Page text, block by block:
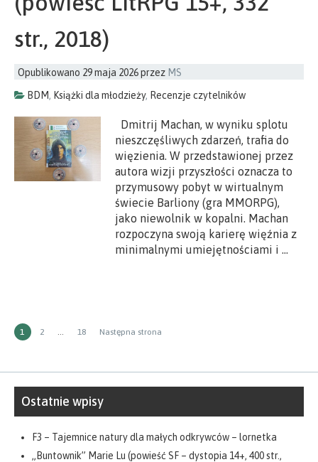
str., 2018)
Opublikowano 29 maja 2026przez MS
BDM, Książki dla młodzieży, Recenzje czytelników
Dmitrij Machan, w wyniku splotu
nieszczęśliwych zdarzeń, trafia do
więzienia. W przedstawionej przez
autora wizji przyszłości oznacza to
przymusowy pobyt w wirtualnym
świecie Barliony (gra MMORPG),
jako niewolnik w kopalni. Machan
rozpoczyna swoją karierę więźnia z
minimalnymi umiejętnościami i …
Stronicowanie
STRONA
1 Strona
2 … Strona
18 Następna strona
Ostatnie wpisy
F3 – Tajemnice natury dla małych odkrywców – lornetka
„Buntownik” Marie Lu (powieść SF – dystopia 14+, 400 str.,